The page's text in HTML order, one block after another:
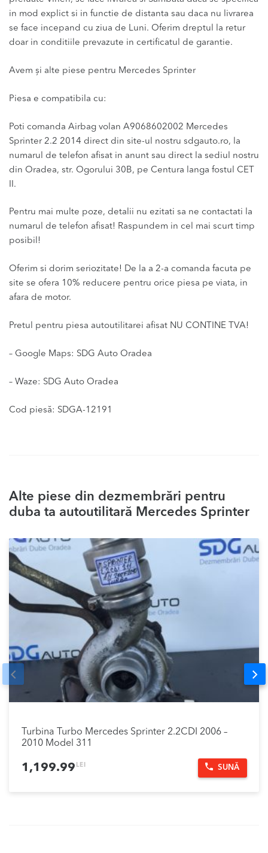
in mod explict si in functie de distanta sau daca nu livrarea
se face incepand cu ziua de Luni. Oferim dreptul la retur
doar in conditiile prevazute in certificatul de garantie.
Avem și alte piese pentru Mercedes Sprinter
Piesa e compatibila cu:
Poti comanda Airbag volan A9068602002 Mercedes
Sprinter 2.2 2014 direct din site-ul nostru sdgauto.ro, la
numarul de telefon afisat in anunt sau direct la sediul nostru
din Oradea, str. Ogorului 30B, pe Centura langa fostul CET
II.
Pentru mai multe poze, detalii nu ezitati sa ne contactati la
numarul de telefon afisat! Raspundem in cel mai scurt timp
posibil!
Oferim si dorim seriozitate! De la a 2-a comanda facuta pe
site se ofera 10% reducere pentru orice piesa pe viata, in
afara de motor.
Pretul pentru piesa autoutilitarei afisat NU CONTINE TVA!
– Google Maps: SDG Auto Oradea
– Waze: SDG Auto Oradea
Cod piesă: SDGA-12191
Alte piese din dezmembrări pentru
duba ta autoutilitară Mercedes Sprinter
Turbina Turbo Mercedes Sprinter 2.2CDI 2006 –
2010 Model 311
1,199.99 LEI SUNĂ
Prev